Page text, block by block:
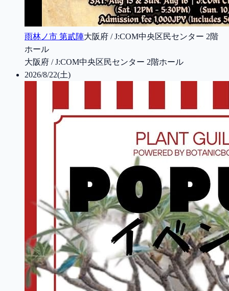
雨林ノ市 第貳陣大阪府 / J:COM中央区民センター 2階
ホール
大阪府 / J:COM中央区民センター 2階ホール
2026/8/22(土)